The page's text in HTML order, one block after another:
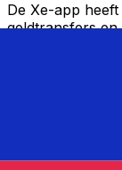
De Xe-app
geldtransfers